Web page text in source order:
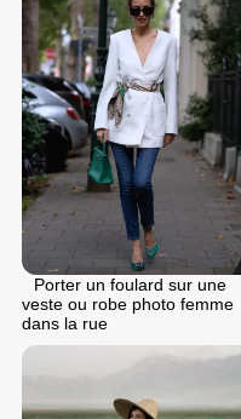
Porter un foulard sur une
veste ou robe photo femme
dans la rue